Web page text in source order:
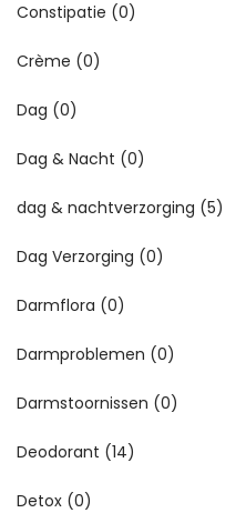
Constipatie (0)
Crème (0)
Dag (0)
Dag & Nacht (0)
dag & nachtverzorging (5)
Dag Verzorging (0)
Darmflora (0)
Darmproblemen (0)
Darmstoornissen (0)
Deodorant (14)
Detox (0)